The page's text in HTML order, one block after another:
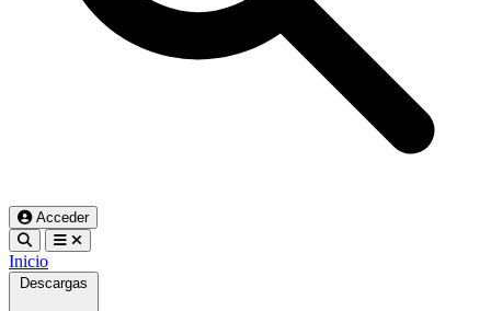
Acceder
Inicio
Descargas